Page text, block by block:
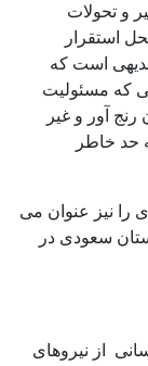
و تحولات
استقرار
بدیهی است که
که مسئولیت
رنج آور و غیر
حد خاطر
را نیز عنوان می
سعودی در
زنجیره ای انسانی از نیروهای